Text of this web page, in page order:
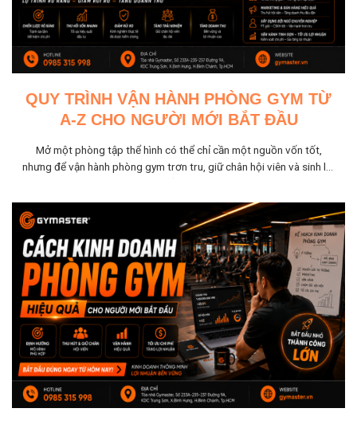
QUY TRÌNH VẬN HÀNH PHÒNG GYM TỪ
A-Z CHO NGƯỜI MỚI BẮT ĐẦU
Mở một phòng tập thể hình có thể chỉ cần một nguồn vốn tốt,
nhưng để vận hành phòng gym trơn tru, giữ chân hội viên và sinh lời